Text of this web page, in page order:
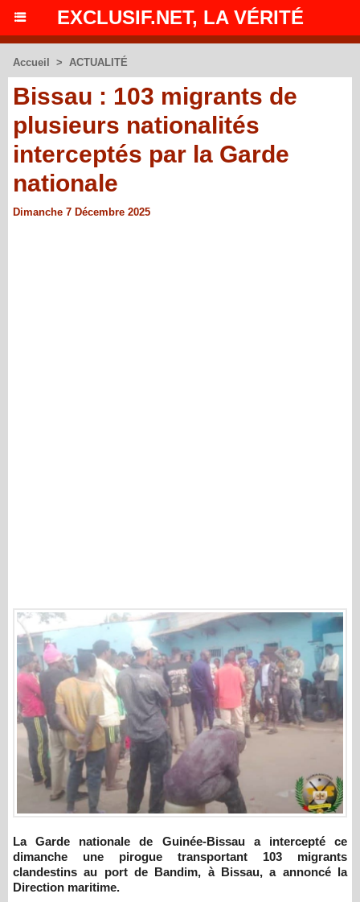
EXCLUSIF.NET, LA VÉRITÉ
Accueil > ACTUALITÉ
Bissau : 103 migrants de
plusieurs nationalités
interceptés par la Garde
nationale
Dimanche 7 Décembre 2025
La Garde nationale de Guinée-Bissau a intercepté ce
dimanche une pirogue transportant 103 migrants
clandestins au port de Bandim, à Bissau, a annoncé la
Direction maritime.